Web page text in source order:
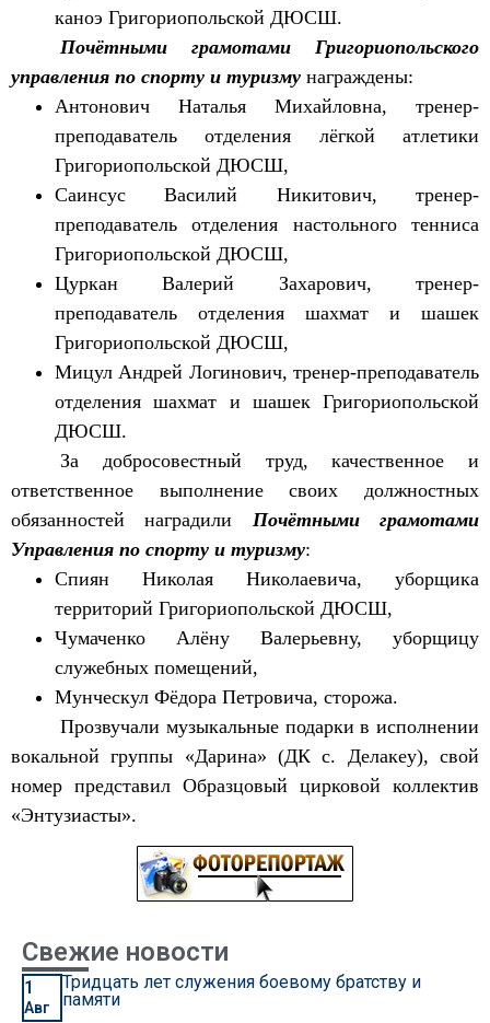
каноэ Григориопольской ДЮСШ.
Почётными грамотами Григориопольского
управления по спорту и туризму награждены:
Антонович Наталья Михайловна, тренер-
преподаватель отделения лёгкой атлетики
Григориопольской ДЮСШ,
Саинсус Василий Никитович, тренер-
преподаватель отделения настольного тенниса
Григориопольской ДЮСШ,
Цуркан Валерий Захарович, тренер-
преподаватель отделения шахмат и шашек
Григориопольской ДЮСШ,
Мицул Андрей Логинович, тренер-преподаватель
отделения шахмат и шашек Григориопольской
ДЮСШ.
За добросовестный труд, качественное и
ответственное выполнение своих должностных
обязанностей наградили Почётными грамотами
Управления по спорту и туризму:
Спиян Николая Николаевича, уборщика
территорий Григориопольской ДЮСШ,
Чумаченко Алёну Валерьевну, уборщицу
служебных помещений,
Мунческул Фёдора Петровича, сторожа.
Прозвучали музыкальные подарки в исполнении
вокальной группы «Дарина» (ДК с. Делакеу), свой
номер представил Образцовый цирковой коллектив
«Энтузиасты».
Свежие новости
1
Авг
Тридцать лет служения боевому братству и
памяти